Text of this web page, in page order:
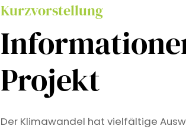
Kurzvorstellung
Projekt
Der Klimawandel hat vielfältige